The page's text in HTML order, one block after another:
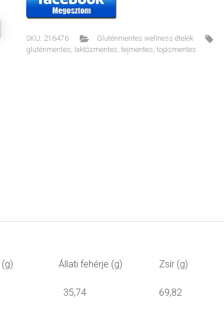
SKU: 216476
Gluténmentes wellness ételek
gluténmentes, laktózmentes, tejmentes, tojásmentes
Állati fehérje (g) Zsír (g)
35,74 69,82